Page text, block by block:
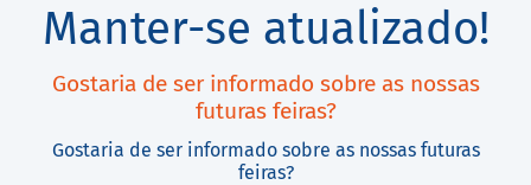
Manter-se atualizado!
Gostaria de ser informado sobre as nossas
futuras feiras?
Gostaria de ser informado sobre as nossas futuras
feiras?